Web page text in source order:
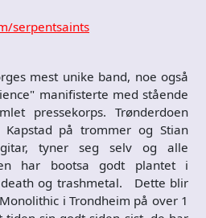
serpentsaints
mest unike band, noe også
manifisterte med stående
pressekorps. Trønderdoen
Kapstad på trommer og Stian
tyner seg selv og alle
har bootsa godt plantet i
og trashmetal. Dette blir
i Trondheim på over 1